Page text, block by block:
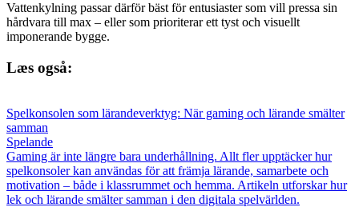
Vattenkylning passar därför bäst för entusiaster som vill pressa sin
hårdvara till max – eller som prioriterar ett tyst och visuellt
imponerande bygge.
Læs også:
Spelkonsolen som lärandeverktyg: När gaming och lärande smälter
samman
Spelande
Gaming är inte längre bara underhållning. Allt fler upptäcker hur
spelkonsoler kan användas för att främja lärande, samarbete och
motivation – både i klassrummet och hemma. Artikeln utforskar hur
lek och lärande smälter samman i den digitala spelvärlden.